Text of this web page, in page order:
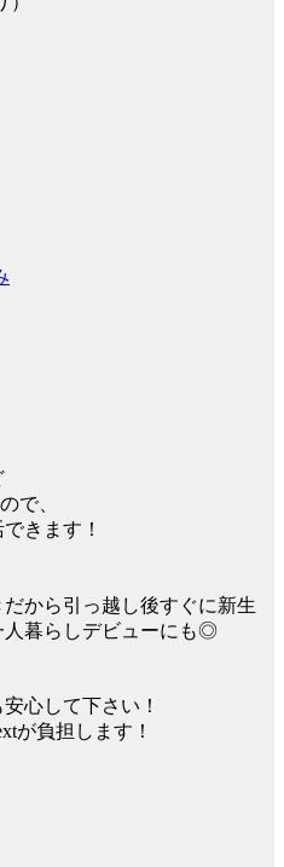
で、
きます！
から引っ越し後すぐに新生
人暮らしデビューにも◎
心して下さい！
が負担します！